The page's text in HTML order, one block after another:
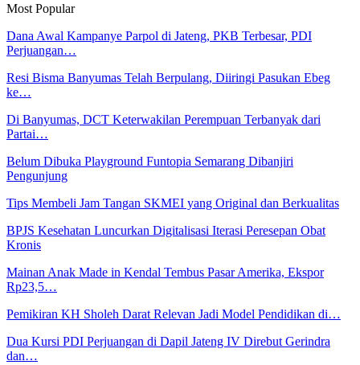
Most Popular
Dana Awal Kampanye Parpol di Jateng, PKB Terbesar, PDI
Perjuangan…
Resi Bisma Banyumas Telah Berpulang, Diiringi Pasukan Ebeg
ke…
Di Banyumas, DCT Keterwakilan Perempuan Terbanyak dari
Partai…
Belum Dibuka Playground Funtopia Semarang Dibanjiri
Pengunjung
Tips Membeli Jam Tangan SKMEI yang Original dan Berkualitas
BPJS Kesehatan Luncurkan Digitalisasi Iterasi Peresepan Obat
Kronis
Mainan Anak Made in Kendal Tembus Pasar Amerika, Ekspor
Rp23,5…
Pemikiran KH Sholeh Darat Relevan Jadi Model Pendidikan di…
Dua Kursi PDI Perjuangan di Dapil Jateng IV Direbut Gerindra
dan…